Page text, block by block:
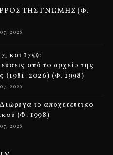
ΤΗΣ ΓΝΩΜΗΣ (Φ.
2026
και 1759:
από το αρχείο της
(1981-2026) (Φ. 1998)
2026
το αποχετευτικό
(Φ. 1998)
2026